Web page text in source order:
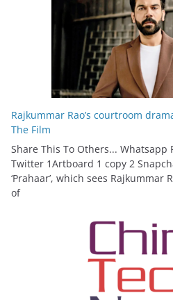
Rajkummar Rao’s courtroom
The Film
Share This To Others... Whatsapp
Twitter 1Artboard 1 copy 2
‘Prahaar’, which sees Rajkummar
of